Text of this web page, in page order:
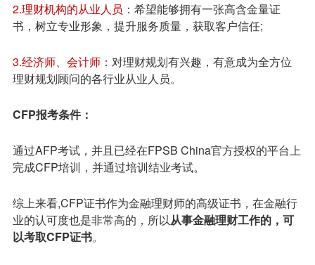
2.理财机构的从业人员 ：希望能够拥有一张高含金量证
书，树立专业形象，提升服务质量，获取客户信任;
3.经济师、会计师：对理财规划有兴趣，有意成为全方位
理财规划顾问的各行业从业人员。
CFP报考条件：
通过AFP考试，并且已经在FPSB China官方授权的平台上
完成CFP培训，并通过培训结业考试。
综上来看,CFP证书作为金融理财师的高级证书，在金融行
业的认可度也是非常高的，所以从事金融理财工作的，可
以考取CFP证书。